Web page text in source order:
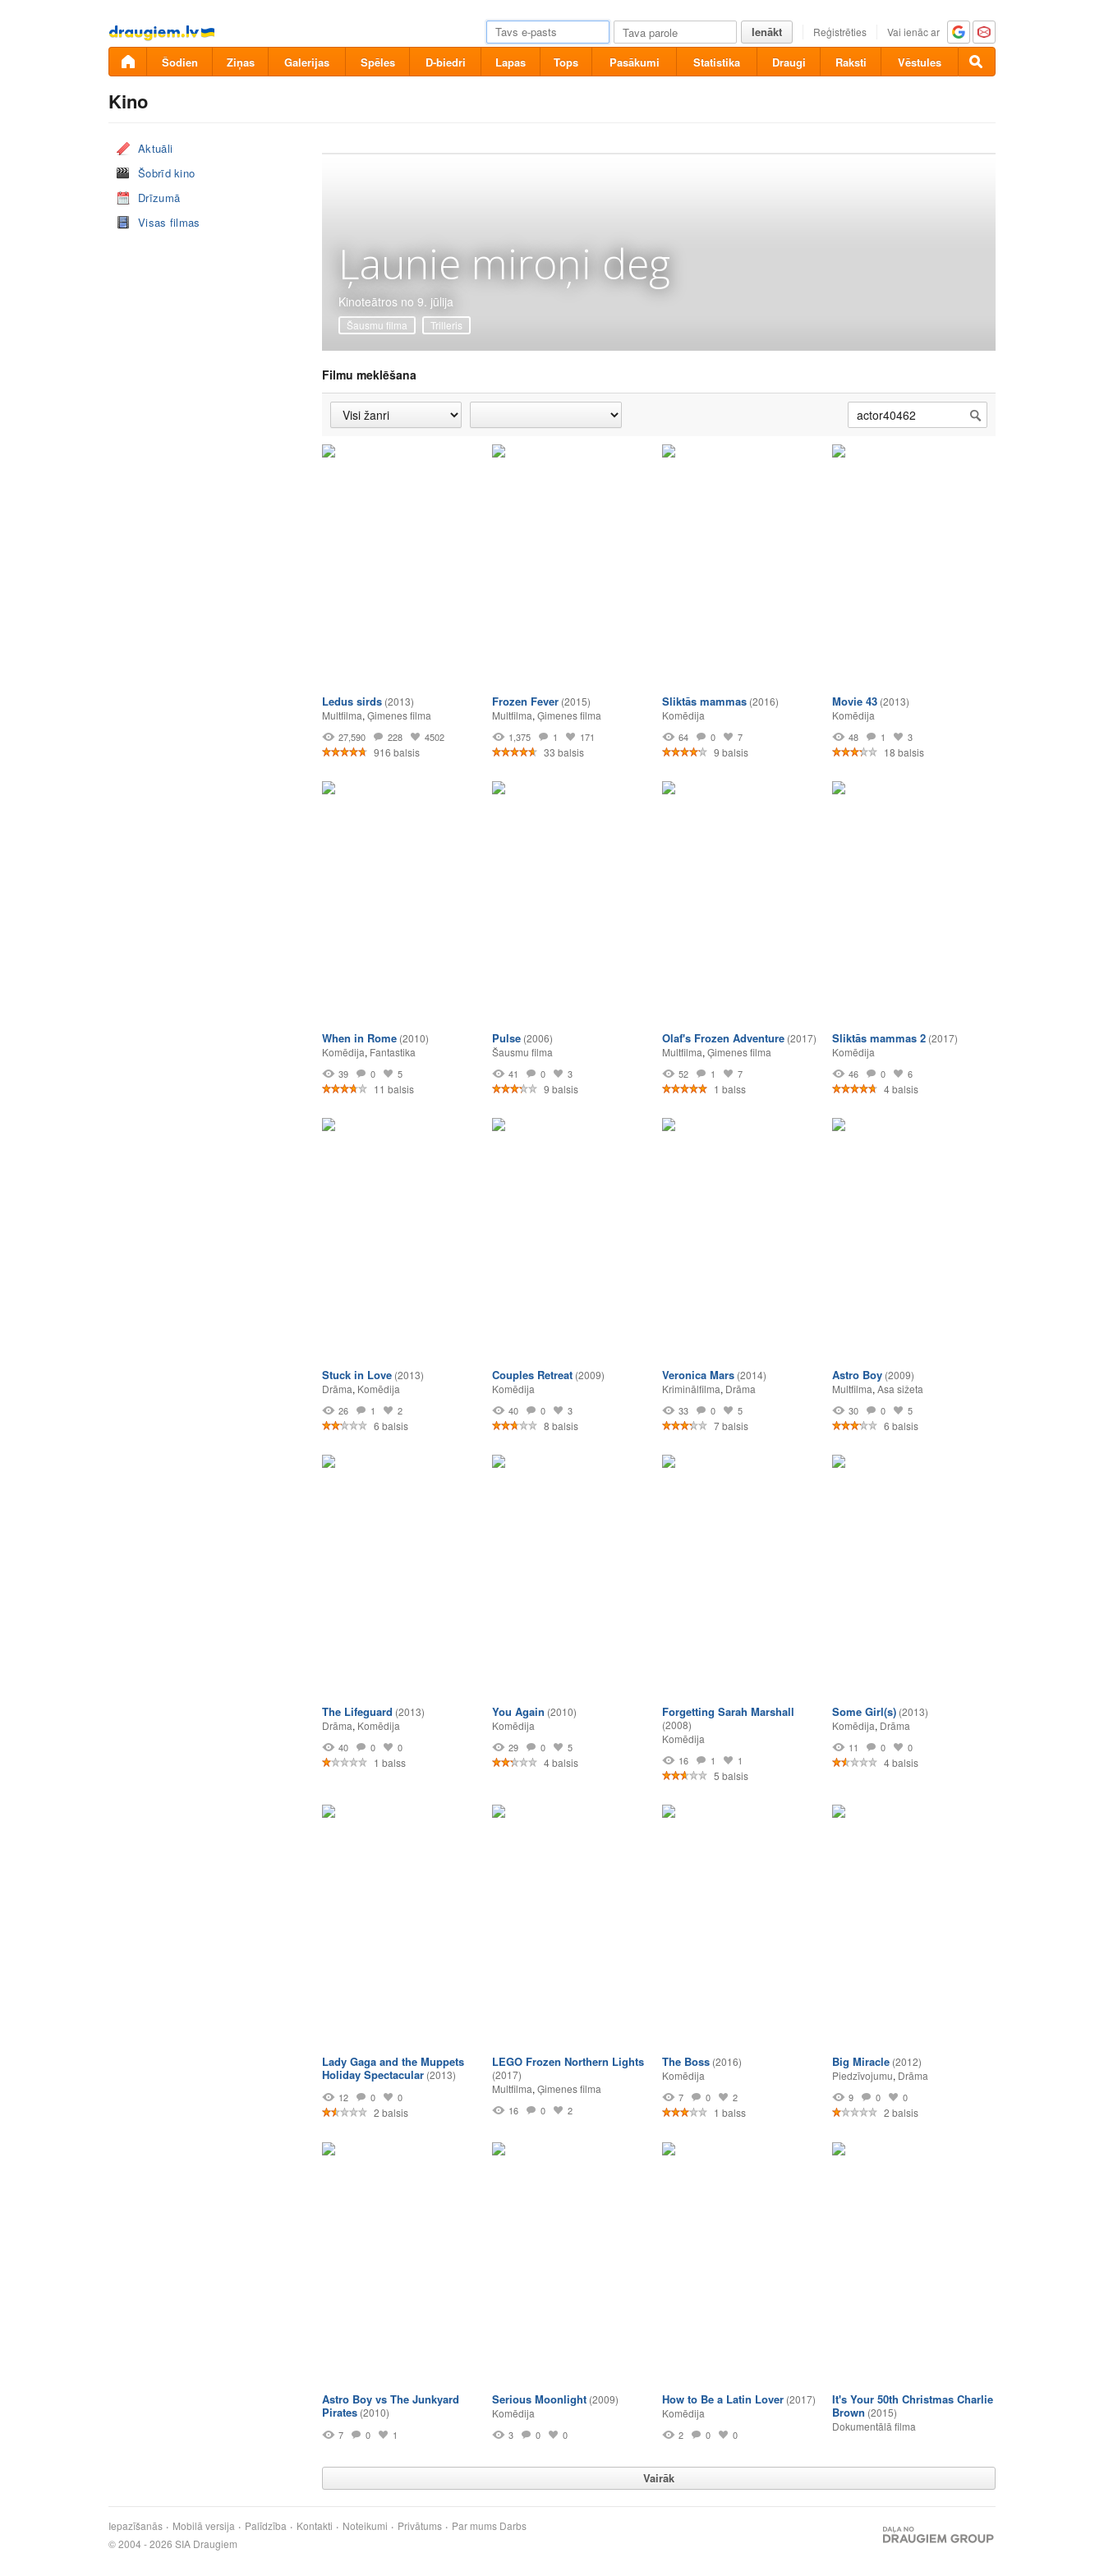
Pāriet
uz
saturu
Ienākt Reģistrēties Vai ienāc ar
Šodien Ziņas Galerijas Spēles D-biedri Lapas Tops Pasākumi Statistika Draugi Raksti Vēstules
Kino
Aktuāli
Šobrīd kino
Drīzumā
Visas filmas
Ļaunie miroņi deg
Kinoteātros no 9. jūlija
Šausmu filma Trilleris
Filmu meklēšana
Ledus sirds (2013)
Multfilma, Ģimenes filma
27,590 228 4502
916 balsis
Frozen Fever (2015)
Multfilma, Ģimenes filma
1,375 1 171
33 balsis
Sliktās mammas (2016)
Komēdija
64 0 7
9 balsis
Movie 43 (2013)
Komēdija
48 1 3
18 balsis
When in Rome (2010)
Komēdija, Fantastika
39 0 5
11 balsis
Pulse (2006)
Šausmu filma
41 0 3
9 balsis
Olaf's Frozen Adventure (2017)
Multfilma, Ģimenes filma
52 1 7
1 balss
Sliktās mammas 2 (2017)
Komēdija
46 0 6
4 balsis
Stuck in Love (2013)
Drāma, Komēdija
26 1 2
6 balsis
Couples Retreat (2009)
Komēdija
40 0 3
8 balsis
Veronica Mars (2014)
Kriminālfilma, Drāma
33 0 5
7 balsis
Astro Boy (2009)
Multfilma, Asa sižeta
30 0 5
6 balsis
The Lifeguard (2013)
Drāma, Komēdija
40 0 0
1 balss
You Again (2010)
Komēdija
29 0 5
4 balsis
Forgetting Sarah Marshall
(2008)
Komēdija
16 1 1
5 balsis
Some Girl(s) (2013)
Komēdija, Drāma
11 0 0
4 balsis
Lady Gaga and the Muppets
Holiday Spectacular (2013)
12 0 0
2 balsis
LEGO Frozen Northern Lights
(2017)
Multfilma, Ģimenes filma
16 0 2
The Boss (2016)
Komēdija
7 0 2
1 balss
Big Miracle (2012)
Piedzīvojumu, Drāma
9 0 0
2 balsis
Astro Boy vs The Junkyard
Pirates (2010)
7 0 1
Serious Moonlight (2009)
Komēdija
3 0 0
How to Be a Latin Lover (2017)
Komēdija
2 0 0
It's Your 50th Christmas Charlie
Brown (2015)
Dokumentālā filma
Vairāk
Iepazīšanās Mobilā versija Palīdzība Kontakti Noteikumi Privātums Par mums Darbs
© 2004 - 2026 SIA Draugiem